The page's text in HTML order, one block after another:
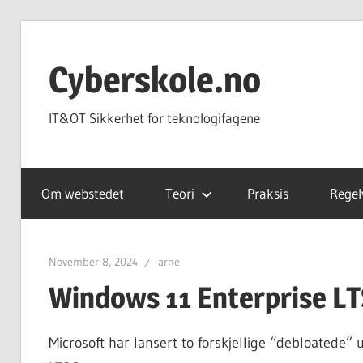
contentCyberskole.no
IT&OT Sikkerhet for teknologifagene
Om webstedet Teori Praksis
November 8, 2024 arne
Windows 11 Enterprise
Microsoft har lansert to forskjellige “debloatede”